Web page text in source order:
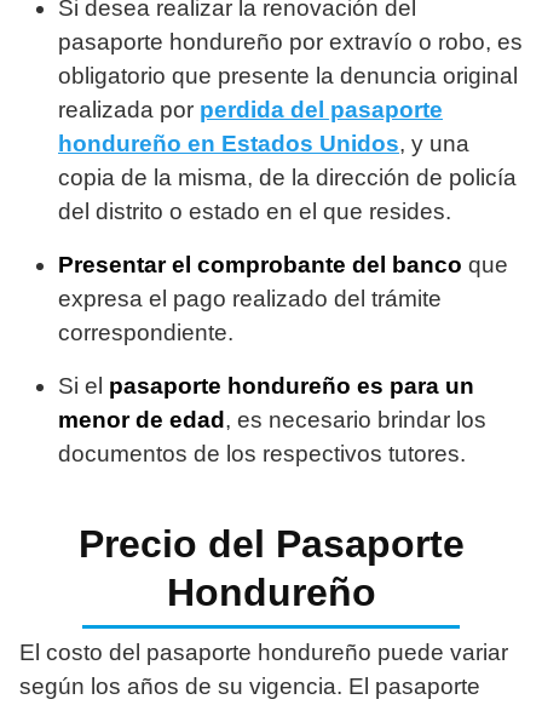
Si desea realizar la renovación del
pasaporte hondureño por extravío o robo, es
obligatorio que presente la denuncia original
realizada por perdida del pasaporte
hondureño en Estados Unidos, y una
copia de la misma, de la dirección de policía
del distrito o estado en el que resides.
Presentar el comprobante del banco que
expresa el pago realizado del trámite
correspondiente.
Si el pasaporte hondureño es para un
menor de edad , es necesario brindar los
documentos de los respectivos tutores.
Precio del Pasaporte
Hondureño
El costo del pasaporte hondureño puede variar
según los años de su vigencia. El pasaporte